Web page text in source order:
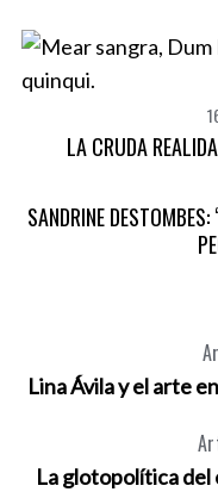
LA CRUDA
SANDRINE
Lina Ávila y el arte
La glotopolítica del